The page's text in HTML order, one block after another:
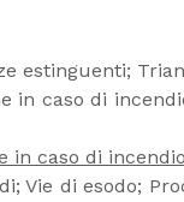
estinguenti;
in caso di
in caso di incendio
Vie di esodo;